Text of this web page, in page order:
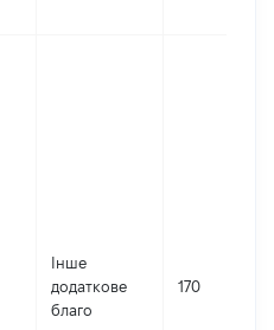
Інше
додаткове
благо
170